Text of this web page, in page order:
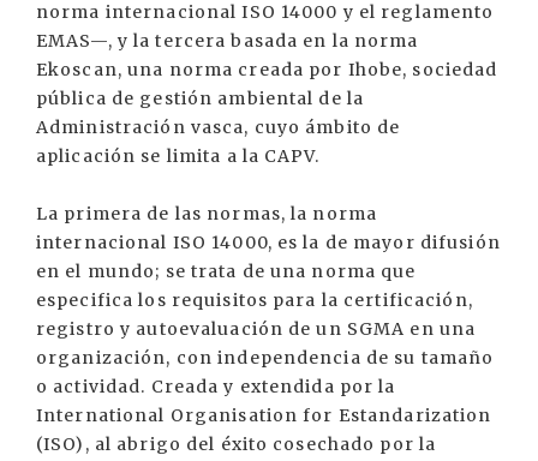
norma internacional ISO 14000 y el reglamento
EMAS—, y la tercera basada en la norma
Ekoscan, una norma creada por Ihobe, sociedad
pública de gestión ambiental de la
Administración vasca, cuyo ámbito de
aplicación se limita a la CAPV.
La primera de las normas, la norma
internacional ISO 14000, es la de mayor difusión
en el mundo; se trata de una norma que
especifica los requisitos para la certificación,
registro y autoevaluación de un SGMA en una
organización, con independencia de su tamaño
o actividad. Creada y extendida por la
International Organisation for Estandarization
(ISO), al abrigo del éxito cosechado por la